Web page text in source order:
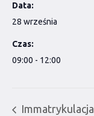
Data:
28 września
Czas:
09:00 - 12:00
Immatrykulacja